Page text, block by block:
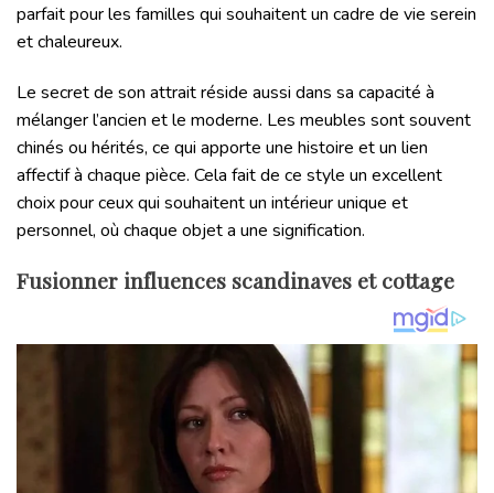
parfait pour les familles qui souhaitent un cadre de vie serein
et chaleureux.
Le secret de son attrait réside aussi dans sa capacité à
mélanger l’ancien et le moderne. Les meubles sont souvent
chinés ou hérités, ce qui apporte une histoire et un lien
affectif à chaque pièce. Cela fait de ce style un excellent
choix pour ceux qui souhaitent un intérieur unique et
personnel, où chaque objet a une signification.
Fusionner influences scandinaves et cottage